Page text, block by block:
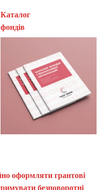
Каталог
оформляти грантові
безповоротні